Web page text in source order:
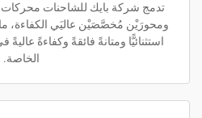
تدمج شركة بايك للشاحنات
ومحورَيْن مُخصَّصَيْن عاليَي الكفاءة،
استثنائيًّا ومتانةً فائقةً وكفاءةً
الخاصة.